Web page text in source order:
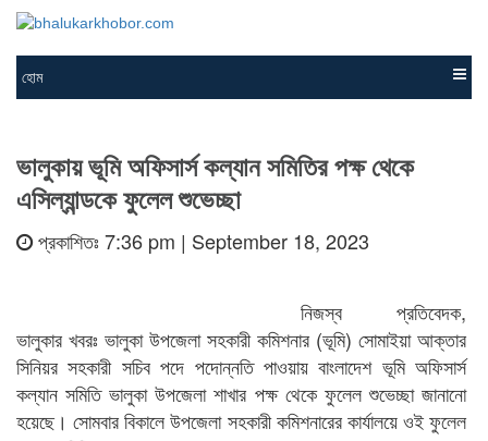
হোম
ভালুকায় ভূমি অফিসার্স কল্যান সমিতির পক্ষ থেকে
এসিল্যান্ডকে ফুলেল শুভেচ্ছা
প্রকাশিতঃ 7:36 pm | September 18, 2023
নিজস্ব প্রতিবেদক,
ভালুকার খবরঃ ভালুকা উপজেলা সহকারী কমিশনার (ভূমি) সোমাইয়া আক্তার
সিনিয়র সহকারী সচিব পদে পদোন্নতি পাওয়ায় বাংলাদেশ ভূমি অফিসার্স
কল্যান সমিতি ভালুকা উপজেলা শাখার পক্ষ থেকে ফুলেল শুভেচ্ছা জানানো
হয়েছে। সোমবার বিকালে উপজেলা সহকারী কমিশনারের কার্যালয়ে ওই ফুলেল